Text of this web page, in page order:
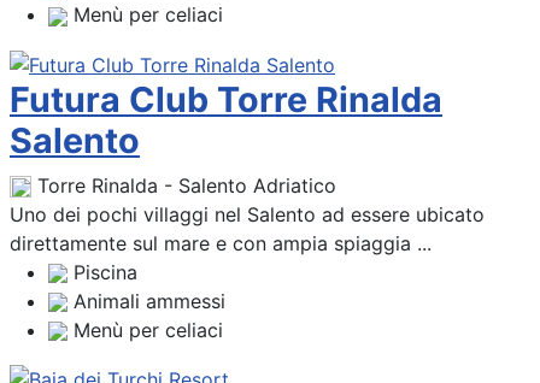
Menù per celiaci
Futura Club Torre Rinalda
Salento
Torre Rinalda - Salento Adriatico
Uno dei pochi villaggi nel Salento ad essere ubicato
direttamente sul mare e con ampia spiaggia ...
Piscina
Animali ammessi
Menù per celiaci